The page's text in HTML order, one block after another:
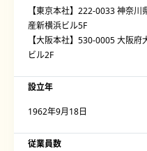
【東京本社】222-0033 神奈
産新横浜ビル5F
【大阪本社】530-0005 大阪
ビル2F
設立年
1962年9月18日
従業員数